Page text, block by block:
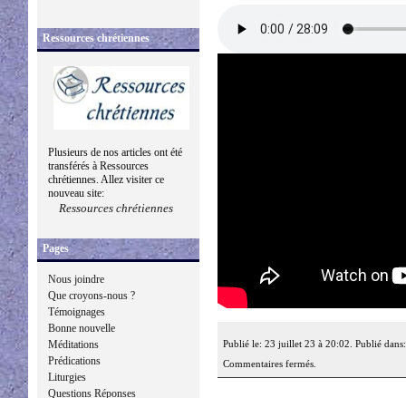
Ressources chrétiennes
Plusieurs de nos articles ont été
transférés à Ressources
chrétiennes. Allez visiter ce
nouveau site:
Ressources chrétiennes
Pages
Nous joindre
Que croyons-nous ?
Témoignages
Bonne nouvelle
Méditations
Prédications
Liturgies
Questions Réponses
Publié le: 23 juillet 23 à 20:02. Publié
Commentaires fermés.